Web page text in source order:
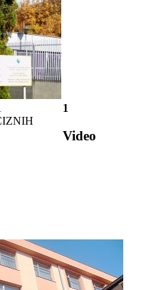
1
Video